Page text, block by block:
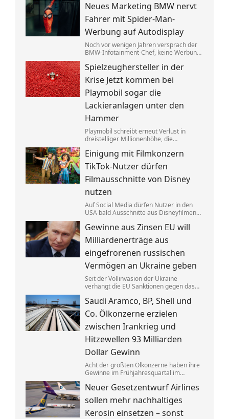
sich dabei illegalerweise abgesprochen
zu haben. Sie einigten sich mit der Justiz –
und liefern jetzt im großen Stil.
Neues Marketing BMW nervt
Fahrer mit Spider-Man-
Werbung auf Autodisplay
Noch vor wenigen Jahren versprach der
BMW-Infotainment-Chef, keine Werbung
bestimmte Modelle einen Clip für einen
neuen Film. BMW sagt, das sei gar keine
Werbung.
Spielzeughersteller in der
Krise Jetzt kommen bei
Playmobil sogar die
Lackieranlagen unter den
Hammer
Playmobil schreibt erneut Verlust in
dreistelliger Millionenhöhe, die
Vorzeigeunternehmens wandert ins
Ausland. Getrieben wird die Krise auch
von eklatantem Missmanagement.
Einigung mit Filmkonzern
TikTok-Nutzer dürfen
Filmausschnitte von Disney
nutzen
Auf Social Media dürfen Nutzer in den
USA bald Ausschnitte aus Disneyfilmen
Marvel, Star Wars und Co. benutzen. Im
Gegenzug hat Disney auch Anspruch auf
ihre Kurzvideos.
Gewinne aus Zinsen EU will
Milliardenerträge aus
eingefrorenen russischen
Vermögen an Ukraine geben
Seit der Vollinvasion der Ukraine
verhängt die EU Sanktionen gegen das
Gelder wurden festgesetzt, die Erträge
aus den Zinsen sollen jetzt Kyjiw
zugutekommen.
Saudi Aramco, BP, Shell und
Co. Ölkonzerne erzielen
zwischen Irankrieg und
Hitzewellen 93 Milliarden
Dollar Gewinn
Acht der größten Ölkonzerne haben ihre
Gewinne im Frühjahresquartal im
Die neuen Zahlen heizen die Debatte
über eine Übergewinnsteuer an.
Neuer Gesetzentwurf Airlines
sollen mehr nachhaltiges
Kerosin einsetzen – sonst